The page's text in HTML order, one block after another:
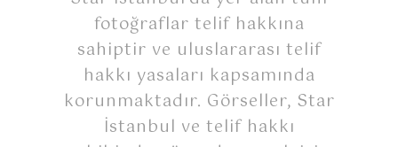
fotoğraflar telif hakkına
sahiptir ve uluslararası telif
hakkı yasaları kapsamında
korunmaktadır. Görseller, Star
İstanbul ve telif hakkı